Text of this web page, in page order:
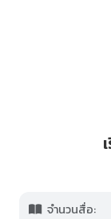
จำนวนสื่อ: